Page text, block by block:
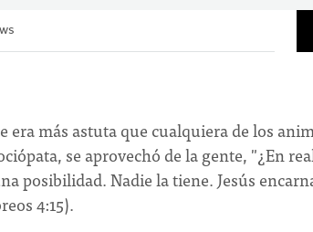
más astuta que cualquiera de los
se aprovechó de la gente, "¿En
posibilidad. Nadie la tiene. Jesús
4:15).